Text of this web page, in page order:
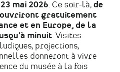
23 mai 2026. Ce soir-là, de
ouvriront gratuitement
et en Europe, de la
minuit. Visites
projections,
donneront à vivre
du musée à la fois